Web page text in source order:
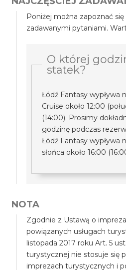
Poniżej można zapoznać się
zadawanymi pytaniami.
O której
statek?
Łódź Fantasy wypływa
Cruise około 12:00
(14:00). Prosimy
godzinę podczas
Łódź Fantasy wypływa
słońca około 16:00
NOTA
Zgodnie z Ustawą o
powiązanych usługach
listopada 2017 roku Art. 5
turystycznej nie stosuje się
imprezach turystycznych i